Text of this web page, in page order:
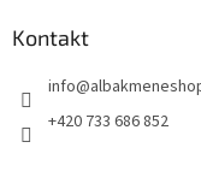
Kontakt
info@
+420 733 686 852